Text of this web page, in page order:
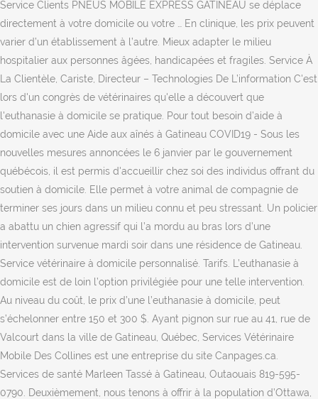
Service Clients PNEUS MOBILE EXPRESS GATINEAU se déplace
directement à votre domicile ou votre … En clinique, les prix peuvent
varier d’un établissement à l’autre. Mieux adapter le milieu
hospitalier aux personnes âgées, handicapées et fragiles. Service À
La Clientèle, Cariste, Directeur – Technologies De L’information C'est
lors d'un congrès de vétérinaires qu'elle a découvert que
l'euthanasie à domicile se pratique. Pour tout besoin d’aide à
domicile avec une Aide aux aînés à Gatineau COVID19 - Sous les
nouvelles mesures annoncées le 6 janvier par le gouvernement
québécois, il est permis d'accueillir chez soi des individus offrant du
soutien à domicile. Elle permet à votre animal de compagnie de
terminer ses jours dans un milieu connu et peu stressant. Un policier
a abattu un chien agressif qui l’a mordu au bras lors d’une
intervention survenue mardi soir dans une résidence de Gatineau.
Service vétérinaire à domicile personnalisé. Tarifs. L’euthanasie à
domicile est de loin l’option privilégiée pour une telle intervention.
Au niveau du coût, le prix d’une l’euthanasie à domicile, peut
s’échelonner entre 150 et 300 $. Ayant pignon sur rue au 41, rue de
Valcourt dans la ville de Gatineau, Québec, Services Vétérinaire
Mobile Des Collines est une entreprise du site Canpages.ca.
Services de santé Marleen Tassé à Gatineau, Outaouais 819-595-
0790. Deuxièmement, nous tenons à offrir à la population d’Ottawa,